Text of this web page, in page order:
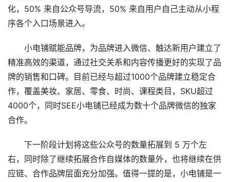
化，50% 来自公众号导流，50% 来自用户自己主动从小程
序各个入口场景进入。
小电铺赋能品牌，为品牌进入微信、触达新用户建立了
精准高效的渠道，通过社交关系和内容传播更好的实现了品
牌的销售和口碑。目前已经与超过1000个品牌建立稳定合
作，覆盖美妆、家居、零食、时尚、课程类目，SKU超过
4000个，同时SEE小电铺已经成为数十个品牌微信的独家
合作。
下一阶段计划将这些公众号的数量拓展到 5 万个左
右，同时除了继续拓展合作自媒体的数量外，也将继续在供
应链、合作品牌层面充分加强。值得一提的是，小电铺是一